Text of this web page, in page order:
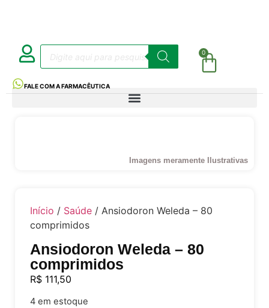
0
FALE COM A FARMACÊUTICA
Imagens meramente Ilustrativas
Início / Saúde / Ansiodoron Weleda – 80
comprimidos
Ansiodoron Weleda – 80
comprimidos
R$ 111,50
4 em estoque